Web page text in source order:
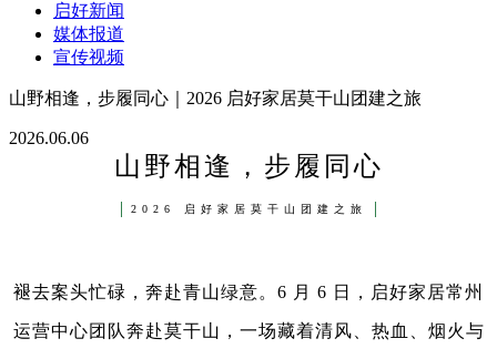
启好新闻
媒体报道
宣传视频
山野相逢，步履同心｜2026 启好家居莫干山团建之旅
2026.06.06
山野相逢，步履同心
2026 启好家居莫干山团建之旅
褪去案头忙碌，奔赴青山绿意。6 月 6 日，启好家居常州
运营中心团队奔赴莫干山，一场藏着清风、热血、烟火与